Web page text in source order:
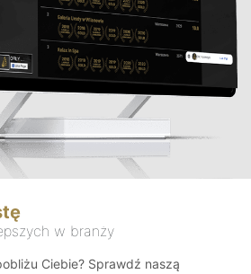
w branży
Ciebie? Sprawdź naszą